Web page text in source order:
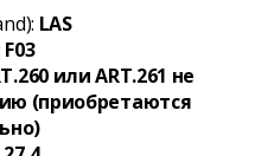
LAS
F03
или ART.261 не
(приобретаются